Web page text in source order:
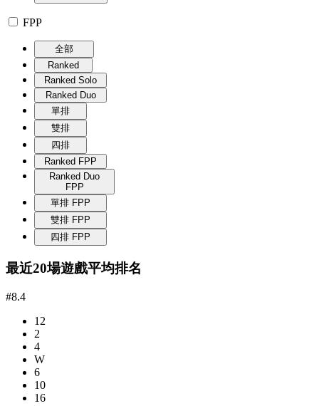
FPP
全部
Ranked
Ranked Solo
Ranked Duo
單排
雙排
四排
Ranked FPP
Ranked Duo
FPP
單排 FPP
雙排 FPP
四排 FPP
最近20場遊戲平均排名
#8.4
12
2
4
W
6
10
16